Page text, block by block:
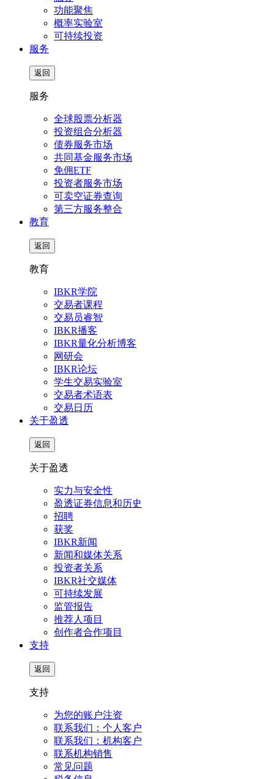
功能聚焦
概率实验室
可持续投资
服务
返回
服务
全球股票分析器
投资组合分析器
债券服务市场
共同基金服务市场
免佣ETF
投资者服务市场
可卖空证券查询
第三方服务整合
教育
返回
教育
IBKR学院
交易者课程
交易员睿智
IBKR播客
IBKR量化分析博客
网研会
IBKR论坛
学生交易实验室
交易者术语表
交易日历
关于盈透
返回
关于盈透
实力与安全性
盈透证券信息和历史
招聘
获奖
IBKR新闻
新闻和媒体关系
投资者关系
IBKR社交媒体
可持续发展
监管报告
推荐人项目
创作者合作项目
支持
返回
支持
为您的账户注资
联系我们：个人客户
联系我们：机构客户
联系机构销售
常见问题